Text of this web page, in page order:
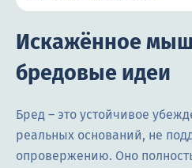
Искажённое
бредовые идеи
Бред – это устойчивое
реальных оснований, не
опровержению. Оно